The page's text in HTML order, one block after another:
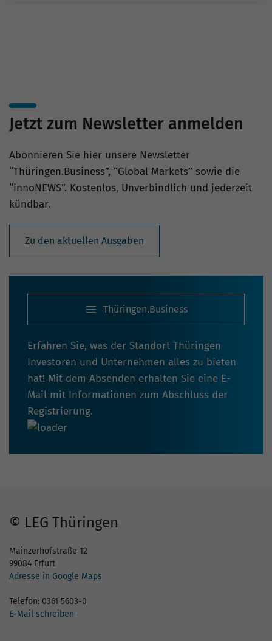
Jetzt zum Newsletter anmelden
Abonnieren Sie hier unsere Newsletter
“Thüringen.Business”, “Global Markets” sowie die
“innoNEWS”. Kostenlos, Unverbindlich und jederzeit
kündbar.
Zu den aktuellen Ausgaben
Thüringen.Business
Erfahren Sie, was der Standort Thüringen
Investoren und Unternehmen alles zu bieten
hat! Mit dem Absenden erhalten Sie eine E-
Mail mit Informationen zum Abschluss der
Registrierung.
© LEG Thüringen
Mainzerhofstraße 12
99084 Erfurt
Adresse in Google Maps
Telefon: 0361 5603-0
E-Mail schreiben